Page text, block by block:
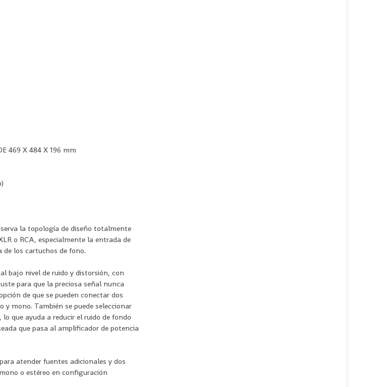
469 X 484 X 196 mm
la topología de diseño totalmente
o RCA, especialmente la entrada de
de los cartuchos de fono.
bajo nivel de ruido y distorsión, con
para que la preciosa señal nunca
de que se pueden conectar dos
mono. También se puede seleccionar
que ayuda a reducir el ruido de fondo
que pasa al amplificador de potencia
atender fuentes adicionales y dos
o estéreo en configuración